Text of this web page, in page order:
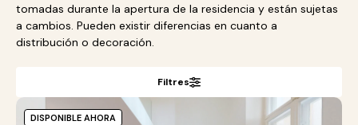
tomadas durante la apertura de la residencia y están sujetas
a cambios. Pueden existir diferencias en cuanto a
distribución o decoración.
Filtres
DISPONIBLE AHORA